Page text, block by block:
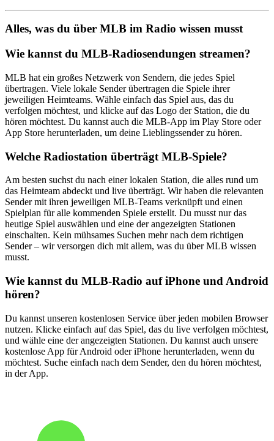
Alles, was du über MLB im Radio wissen musst
Wie kannst du MLB-Radiosendungen streamen?
MLB hat ein großes Netzwerk von Sendern, die jedes Spiel
übertragen. Viele lokale Sender übertragen die Spiele ihrer
jeweiligen Heimteams. Wähle einfach das Spiel aus, das du
verfolgen möchtest, und klicke auf das Logo der Station, die du
hören möchtest. Du kannst auch die MLB-App im Play Store oder
App Store herunterladen, um deine Lieblingssender zu hören.
Welche Radiostation überträgt MLB-Spiele?
Am besten suchst du nach einer lokalen Station, die alles rund um
das Heimteam abdeckt und live überträgt. Wir haben die relevanten
Sender mit ihren jeweiligen MLB-Teams verknüpft und einen
Spielplan für alle kommenden Spiele erstellt. Du musst nur das
heutige Spiel auswählen und eine der angezeigten Stationen
einschalten. Kein mühsames Suchen mehr nach dem richtigen
Sender – wir versorgen dich mit allem, was du über MLB wissen
musst.
Wie kannst du MLB-Radio auf iPhone und Android
hören?
Du kannst unseren kostenlosen Service über jeden mobilen Browser
nutzen. Klicke einfach auf das Spiel, das du live verfolgen möchtest,
und wähle eine der angezeigten Stationen. Du kannst auch unsere
kostenlose App für Android oder iPhone herunterladen, wenn du
möchtest. Suche einfach nach dem Sender, den du hören möchtest,
in der App.